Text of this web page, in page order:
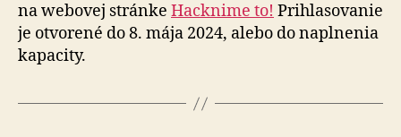
na we­bo­vej stránke Hacknime to! Prihla­so­va­nie
je otvo­re­né do 8. mája 2024, alebo do naplnenia
ka­pa­city.